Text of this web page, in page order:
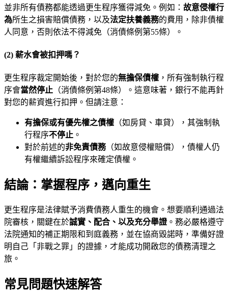
並非所有債務都能透過更生程序獲得減免。例如： 故意侵權行
為所生之損害賠償債務，以及法定扶養義務的費用，除非債權
人同意，否則依法不得減免（消債條例第55條）。
(2) 薪水會被扣押嗎？
更生程序裁定開始後，對於您的無擔保債權 ，所有強制執行程
序會當然停止 （消債條例第48條）。這意味著，銀行不能再針
對您的薪資進行扣押。但請注意：
有擔保或有優先權之債權 （如房貸、車貸），其強制執
行程序不停止 。
對於前述的非免責債務（如故意侵權賠償），債權人仍
有權繼續訴訟程序來確定債權。
結論：掌握程序，邁向重生
更生程序是法律賦予消費債務人重生的機會。想要順利通過法
院審核，關鍵在於誠實、配合、以及充分舉證。務必嚴格遵守
法院通知的補正期限和到庭義務，並在協商毀諾時，準備好證
明自己「非戰之罪」的證據，才能成功開啟您的債務清理之
旅。
常見問題快速解答